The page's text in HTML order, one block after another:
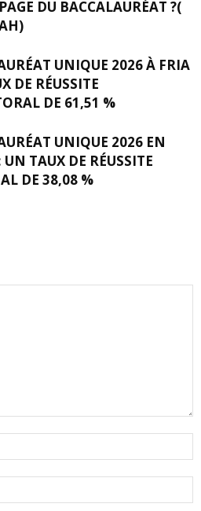
DU BACCALAURÉAT ?(
UNIQUE 2026 À FRIA
DE RÉUSSITE
DE 61,51 %
UNIQUE 2026 EN
UN TAUX DE RÉUSSITE
DE 38,08 %